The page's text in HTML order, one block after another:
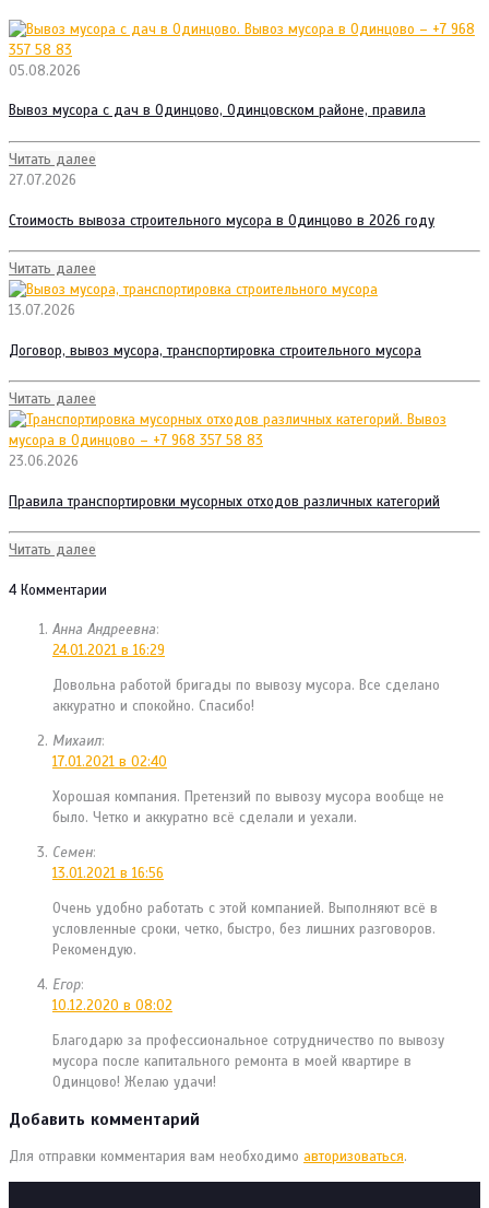
05.08.2026
Вывоз мусора с дач в Одинцово, Одинцовском районе, правила
Читать далее
27.07.2026
Стоимость вывоза строительного мусора в Одинцово в 2026 году
Читать далее
13.07.2026
Договор, вывоз мусора, транспортировка строительного мусора
Читать далее
23.06.2026
Правила транспортировки мусорных отходов различных категорий
Читать далее
4 Комментарии
Анна Андреевна:
24.01.2021 в 16:29
Довольна работой бригады по вывозу мусора. Все сделано
аккуратно и спокойно. Спасибо!
Михаил:
17.01.2021 в 02:40
Хорошая компания. Претензий по вывозу мусора вообще не
было. Четко и аккуратно всё сделали и уехали.
Семен:
13.01.2021 в 16:56
Очень удобно работать с этой компанией. Выполняют всё в
условленные сроки, четко, быстро, без лишних разговоров.
Рекомендую.
Егор:
10.12.2020 в 08:02
Благодарю за профессиональное сотрудничество по вывозу
мусора после капитального ремонта в моей квартире в
Одинцово! Желаю удачи!
Добавить комментарий
Для отправки комментария вам необходимо авторизоваться.